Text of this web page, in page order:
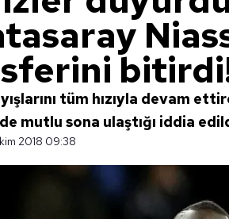
tüm hızıyla devam
mutlu sona ulaştığı iddia
2018 09:38